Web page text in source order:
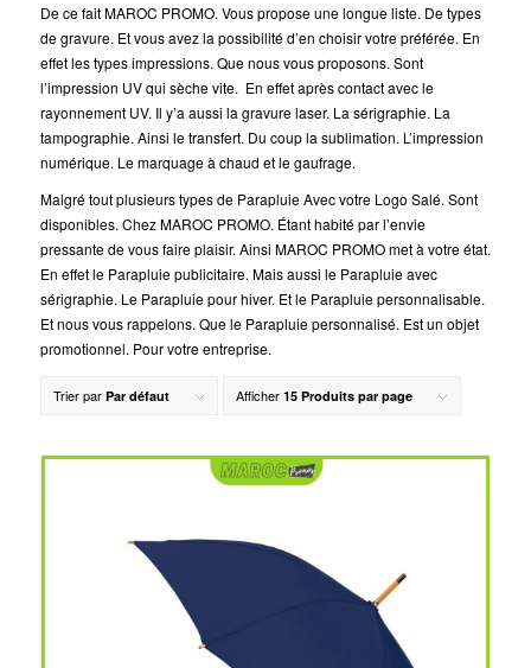
De ce fait MAROC PROMO. Vous propose une longue liste. De types
de gravure. Et vous avez la possibilité d’en choisir votre préférée. En
effet les types impressions. Que nous vous proposons. Sont
l’impression UV qui sèche vite. En effet après contact avec le
rayonnement UV. Il y’a aussi la gravure laser. La sérigraphie. La
tampographie. Ainsi le transfert. Du coup la sublimation. L’impression
numérique. Le marquage à chaud et le gaufrage.
Malgré tout plusieurs types de Parapluie Avec votre Logo Salé. Sont
disponibles. Chez MAROC PROMO. Étant habité par l’envie
pressante de vous faire plaisir. Ainsi MAROC PROMO met à votre état.
En effet le Parapluie publicitaire. Mais aussi le Parapluie avec
sérigraphie. Le Parapluie pour hiver. Et le Parapluie personnalisable.
Et nous vous rappelons. Que le Parapluie personnalisé. Est un objet
promotionnel. Pour votre entreprise.
Trier par Par défaut Afficher 15 Produits par page